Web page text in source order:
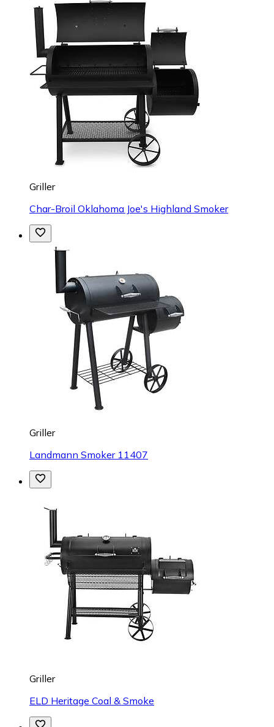
Griller
Char-Broil Oklahoma Joe's Highland Smoker
Griller
Landmann Smoker 11407
Griller
ELD Heritage Coal & Smoke